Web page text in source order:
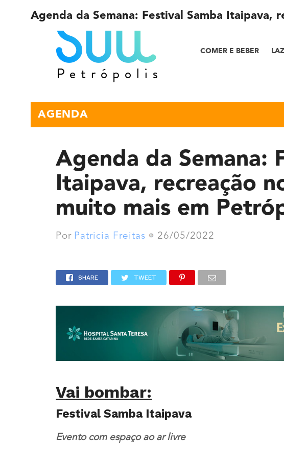
COMER E BEBER
Agenda da Semana: Festival Samba Itaipava,
AGENDA
Agenda da Semana:
Itaipava, recreação
muito mais em
Por Patricia Freitas 26/05/2022
SHARE TWEET
Vai bombar:
Festival Samba Itaipava
Evento com espaço ao ar livre